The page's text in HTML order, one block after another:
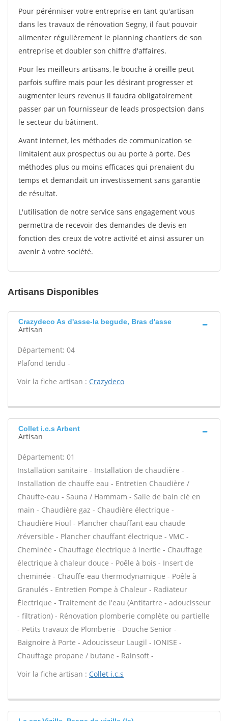
Pour pérénniser votre entreprise en tant qu'artisan
dans les travaux de rénovation Segny, il faut pouvoir
alimenter régulièrement le planning chantiers de son
entreprise et doubler son chiffre d'affaires.
Pour les meilleurs artisans, le bouche à oreille peut
parfois suffire mais pour les désirant progresser et
augmenter leurs revenus il faudra obligatoirement
passer par un fournisseur de leads prospectsion dans
le secteur du bâtiment.
Avant internet, les méthodes de communication se
limitaient aux prospectus ou au porte à porte. Des
méthodes plus ou moins efficaces qui prenaient du
temps et demandait un investissement sans garantie
de résultat.
L'utilisation de notre service sans engagement vous
permettra de recevoir des demandes de devis en
fonction des creux de votre activité et ainsi assurer un
avenir à votre société.
Artisans Disponibles
Crazydeco As d'asse-la begude, Bras d'asse
Artisan
Département: 04
Plafond tendu -
Voir la fiche artisan : Crazydeco
Collet i.c.s Arbent
Artisan
Département: 01
Installation sanitaire - Installation de chaudière -
Installation de chauffe eau - Entretien Chaudière /
Chauffe-eau - Sauna / Hammam - Salle de bain clé en
main - Chaudière gaz - Chaudière électrique -
Chaudière Fioul - Plancher chauffant eau chaude
/réversible - Plancher chauffant électrique - VMC -
Cheminée - Chauffage électrique à inertie - Chauffage
électrique à chaleur douce - Poêle à bois - Insert de
cheminée - Chauffe-eau thermodynamique - Poêle à
Granulés - Entretien Pompe à Chaleur - Radiateur
Électrique - Traitement de l'eau (Antitartre - adoucisseur
- filtration) - Rénovation plomberie complète ou partielle
- Petits travaux de Plomberie - Douche Senior -
Baignoire à Porte - Adoucisseur Laugil - IONISE -
Chauffage propane / butane - Rainsoft -
Voir la fiche artisan : Collet i.c.s